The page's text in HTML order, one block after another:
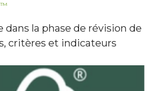
dans la phase de révision de
critères et indicateurs